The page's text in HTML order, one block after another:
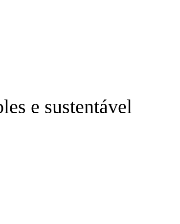
e sustentável